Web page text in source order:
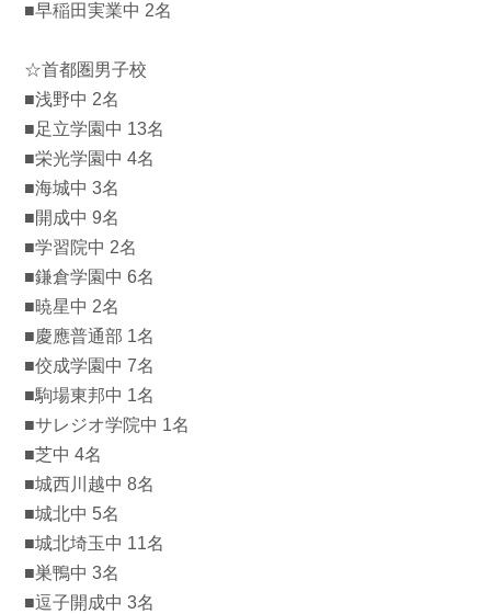
■早稲田実業中 2名
☆首都圏男子校
■浅野中 2名
■足立学園中 13名
■栄光学園中 4名
■海城中 3名
■開成中 9名
■学習院中 2名
■鎌倉学園中 6名
■暁星中 2名
■慶應普通部 1名
■佼成学園中 7名
■駒場東邦中 1名
■サレジオ学院中 1名
■芝中 4名
■城西川越中 8名
■城北中 5名
■城北埼玉中 11名
■巣鴨中 3名
■逗子開成中 3名